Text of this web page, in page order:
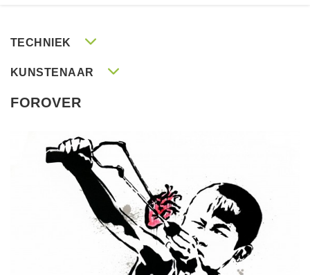
TECHNIEK
KUNSTENAAR
FOROVER